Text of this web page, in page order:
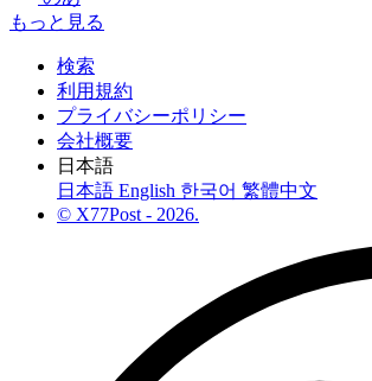
もっと見る
検索
利用規約
プライバシーポリシー
会社概要
日本語
日本語 English 한국어 繁體中文
© X77Post - 2026.